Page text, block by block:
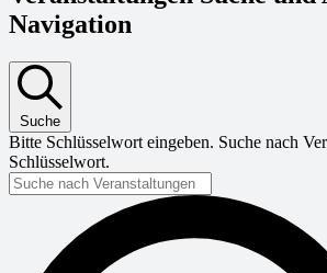
Navigation
Suche
Bitte Schlüsselwort eingeben. Suche nach
Schlüsselwort.